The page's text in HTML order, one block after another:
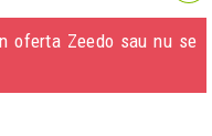
oferta Zeedo sau nu se